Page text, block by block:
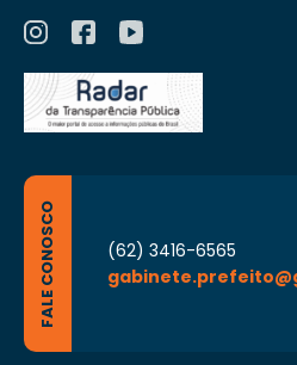
FALE CONOSCO
(62) 3416-6565